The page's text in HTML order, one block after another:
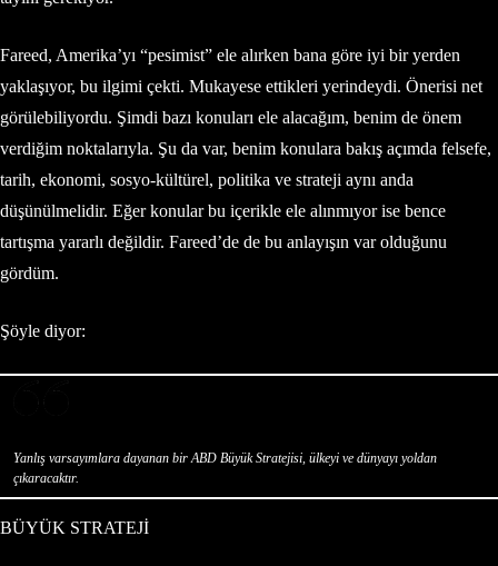
Fareed, Amerika’yı “pesimist” ele alırken bana göre iyi bir yerden
yaklaşıyor, bu ilgimi çekti. Mukayese ettikleri yerindeydi. Önerisi net
görülebiliyordu. Şimdi bazı konuları ele alacağım, benim de önem
verdiğim noktalarıyla. Şu da var, benim konulara bakış açımda felsefe,
tarih, ekonomi, sosyo-kültürel, politika ve strateji aynı anda
düşünülmelidir. Eğer konular bu içerikle ele alınmıyor ise bence
tartışma yararlı değildir. Fareed’de de bu anlayışın var olduğunu
gördüm.
Şöyle diyor:
Yanlış varsayımlara dayanan bir ABD Büyük Stratejisi, ülkeyi ve dünyayı yoldan
çıkaracaktır.
BÜYÜK STRATEJİ